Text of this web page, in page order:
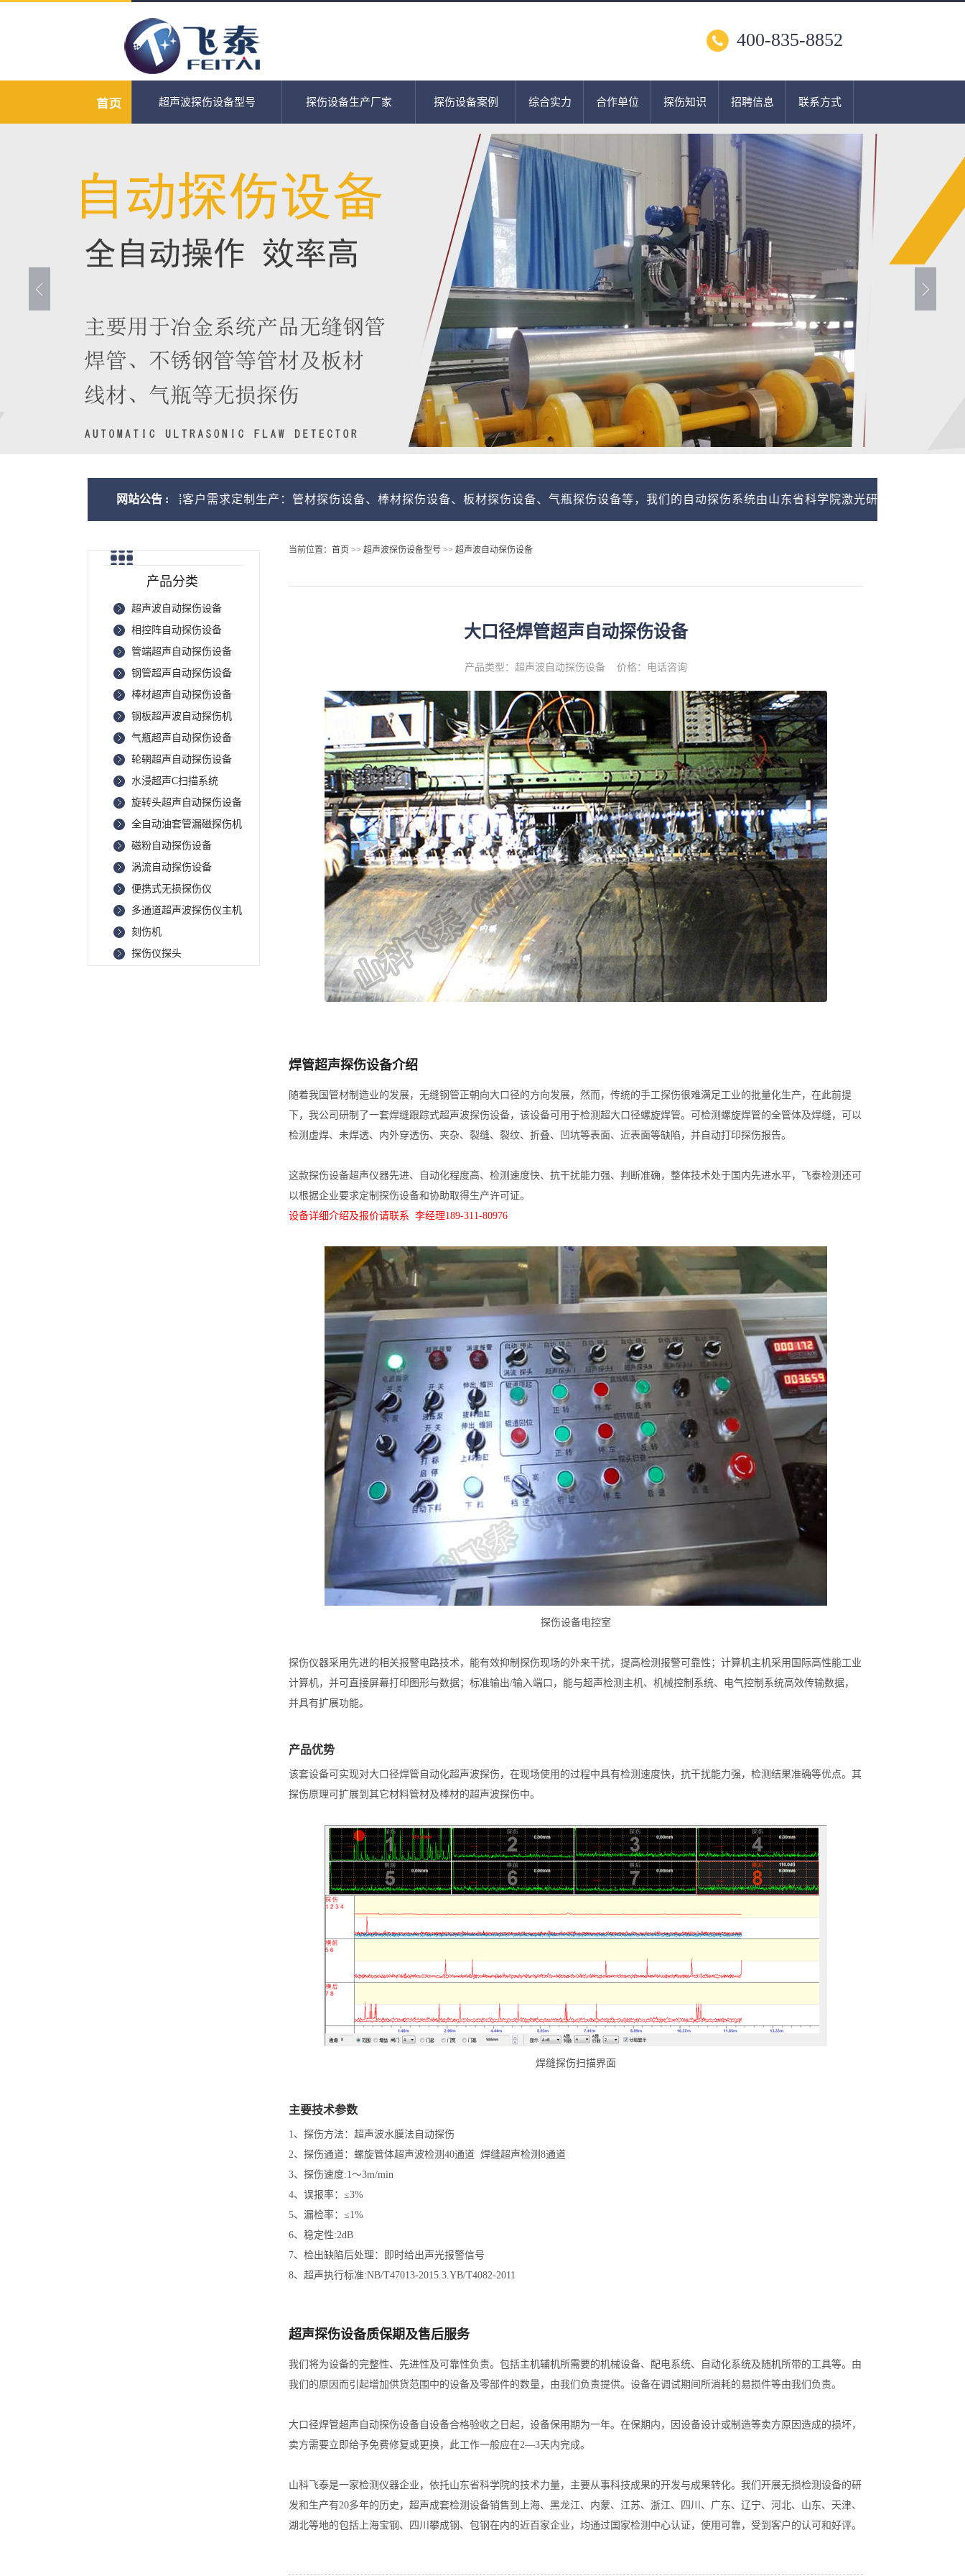
400-835-8852
超声波探伤设备型号 探伤设备生产厂家 探伤设备案例 综合实力 合作单位 探伤知识 招聘信息 联系方式
网站公告 :
生产厂家，可根据客户需求定制生产：管材探伤设备、棒材探伤设备、板材探伤设备、气瓶探伤设备等，我们的自动探伤系统由山东省科学院激光研究所技术支持，联系我们，
产品分类
超声波自动探伤设备
相控阵自动探伤设备
管端超声自动探伤设备
钢管超声自动探伤设备
棒材超声自动探伤设备
钢板超声波自动探伤机
气瓶超声自动探伤设备
轮辋超声自动探伤设备
水浸超声C扫描系统
旋转头超声自动探伤设备
全自动油套管漏磁探伤机
磁粉自动探伤设备
涡流自动探伤设备
便携式无损探伤仪
多通道超声波探伤仪主机
刻伤机
探伤仪探头
当前位置： 首页 >> 超声波探伤设备型号 >> 超声波自动探伤设备
大口径焊管超声自动探伤设备
产品类型：超声波自动探伤设备 价格：电话咨询
焊管超声探伤设备介绍
随着我国管材制造业的发展，无缝钢管正朝向大口径的方向发展，然而，传统的手工探伤很难满足工业的批量化生产，在此前提
下，我公司研制了一套焊缝跟踪式超声波探伤设备，该设备可用于检测超大口径螺旋焊管。可检测螺旋焊管的全管体及焊缝，可以
检测虚焊、未焊透、内外穿透伤、夹杂、裂缝、裂纹、折叠、凹坑等表面、近表面等缺陷，并自动打印探伤报告。
这款探伤设备超声仪器先进、自动化程度高、检测速度快、抗干扰能力强、判断准确，整体技术处于国内先进水平，飞泰检测还可
以根据企业要求定制探伤设备和协助取得生产许可证。
设备详细介绍及报价请联系 李经理189-311-80976
探伤设备电控室
探伤仪器采用先进的相关报警电路技术，能有效抑制探伤现场的外来干扰，提高检测报警可靠性；计算机主机采用国际高性能工业
计算机，并可直接屏幕打印图形与数据；标准输出/输入端口，能与超声检测主机、机械控制系统、电气控制系统高效传输数据，
并具有扩展功能。
产品优势
该套设备可实现对大口径焊管自动化超声波探伤，在现场使用的过程中具有检测速度快，抗干扰能力强，检测结果准确等优点。其
探伤原理可扩展到其它材料管材及棒材的超声波探伤中。
焊缝探伤扫描界面
主要技术参数
1、探伤方法：超声波水膜法自动探伤
2、探伤通道：螺旋管体超声波检测40通道 焊缝超声检测8通道
3、探伤速度:1～3m/min
4、误报率：≤3%
5、漏检率：≤1%
6、稳定性:2dB
7、检出缺陷后处理：即时给出声光报警信号
8、超声执行标准:NB/T47013-2015.3.YB/T4082-2011
超声探伤设备质保期及售后服务
我们将为设备的完整性、先进性及可靠性负责。包括主机辅机所需要的机械设备、配电系统、自动化系统及随机所带的工具等。由
我们的原因而引起增加供货范围中的设备及零部件的数量，由我们负责提供。设备在调试期间所消耗的易损件等由我们负责。
大口径焊管超声自动探伤设备自设备合格验收之日起，设备保用期为一年。在保期内，因设备设计或制造等卖方原因造成的损坏，
卖方需要立即给予免费修复或更换，此工作一般应在2—3天内完成。
山科飞泰是一家检测仪器企业，依托山东省科学院的技术力量，主要从事科技成果的开发与成果转化。我们开展无损检测设备的研
发和生产有20多年的历史，超声成套检测设备销售到上海、黑龙江、内蒙、江苏、浙江、四川、广东、辽宁、河北、山东、天津、
湖北等地的包括上海宝钢、四川攀成钢、包钢在内的近百家企业，均通过国家检测中心认证，使用可靠，受到客户的认可和好评。